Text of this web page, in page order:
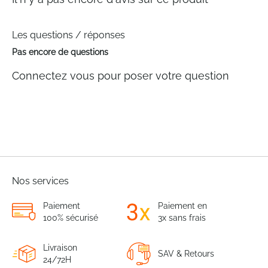
Les questions / réponses
Pas encore de questions
Connectez vous pour poser votre question
Nos services
Paiement
100% sécurisé
Paiement en
3x sans frais
Livraison
24/72H
SAV & Retours